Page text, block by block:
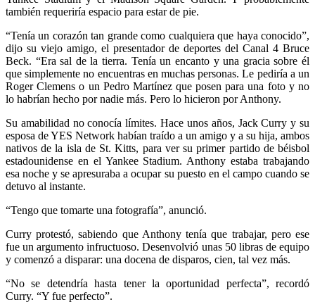
también requeriría espacio para estar de pie.
“Tenía un corazón tan grande como cualquiera que haya conocido”,
dijo su viejo amigo, el presentador de deportes del Canal 4 Bruce
Beck. “Era sal de la tierra. Tenía un encanto y una gracia sobre él
que simplemente no encuentras en muchas personas. Le pediría a un
Roger Clemens o un Pedro Martínez que posen para una foto y no
lo habrían hecho por nadie más. Pero lo hicieron por Anthony.
Su amabilidad no conocía límites. Hace unos años, Jack Curry y su
esposa de YES Network habían traído a un amigo y a su hija, ambos
nativos de la isla de St. Kitts, para ver su primer partido de béisbol
estadounidense en el Yankee Stadium. Anthony estaba trabajando
esa noche y se apresuraba a ocupar su puesto en el campo cuando se
detuvo al instante.
“Tengo que tomarte una fotografía”, anunció.
Curry protestó, sabiendo que Anthony tenía que trabajar, pero ese
fue un argumento infructuoso. Desenvolvió unas 50 libras de equipo
y comenzó a disparar: una docena de disparos, cien, tal vez más.
“No se detendría hasta tener la oportunidad perfecta”, recordó
Curry. “Y fue perfecto”.